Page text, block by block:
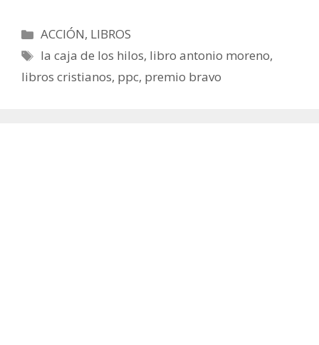
Categorías
ACCIÓN, LIBROS
Etiquetas
la caja de los hilos, libro antonio moreno,
libros cristianos, ppc, premio bravo